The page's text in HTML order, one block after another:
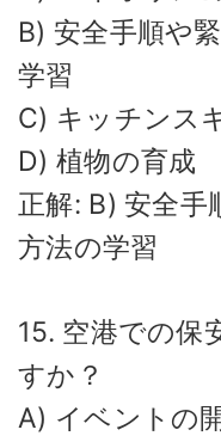
B) 安全手順や
学習
C) キッチンス
D) 植物の育成
正解: B) 安全手
方法の学習
15. 空港での保
すか？
A) イベントの